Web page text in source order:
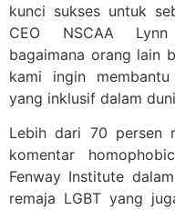
kunci sukses untuk
CEO NSCAA Lynn
bagaimana orang lain
kami ingin
yang inklusif dalam
Lebih dari 70 persen
komentar
Fenway Institute
remaja LGBT yang